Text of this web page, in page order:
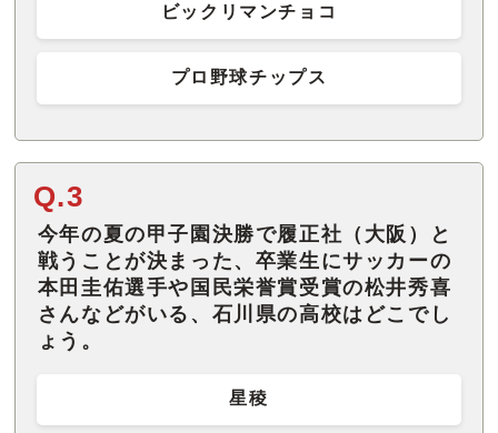
ビックリマンチョコ
プロ野球チップス
Q.3
今年の夏の甲子園決勝で履正社（大阪）と
戦うことが決まった、卒業生にサッカーの
本田圭佑選手や国民栄誉賞受賞の松井秀喜
さんなどがいる、石川県の高校はどこでし
ょう。
星稜